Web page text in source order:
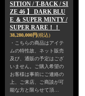
SITION / T-BACK / SI
ZE 46 】 DARK BLU
E ＆ SUPER MINTY /
SUPER RARE！！
38,280,000円(税込)
・こちらの商品はアイテ
ムの特性故、ネット販売
及び、通販の予定はござ
いません。ご購入希望の
お客様は事前にご連絡の
上、ご来店、ご商談が可
能な方と限らせて頂…